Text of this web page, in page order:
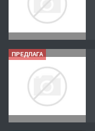
ПРЕДЛАГА